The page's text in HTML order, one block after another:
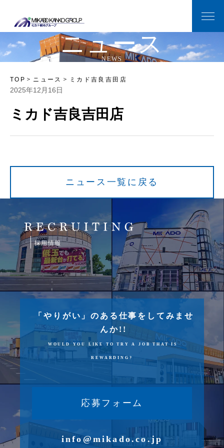
ニュース
NEWS
TOP ニュース ミカド吉良吉田店
2025年12月16日
ミカド吉良吉田店
ニュース一覧に戻る
採用情報
「やりがい」のある仕事をしてみませ
んか!!
WOULD YOU LIKE TO TRY A JOB THAT IS
REWARDING?
応募フォーム
info@mikado.co.jp